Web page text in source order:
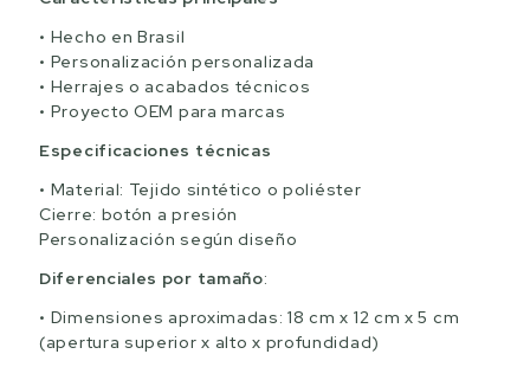
Hecho en Brasil
Personalización personalizada
Herrajes o acabados técnicos
Proyecto OEM para marcas
Especificaciones técnicas
Material: Tejido sintético o poliéster
Cierre: botón a presión
Personalización según diseño
Diferenciales por tamaño:
Dimensiones aproximadas: 18 cm x 12 cm x 5 cm
(apertura superior x alto x profundidad)